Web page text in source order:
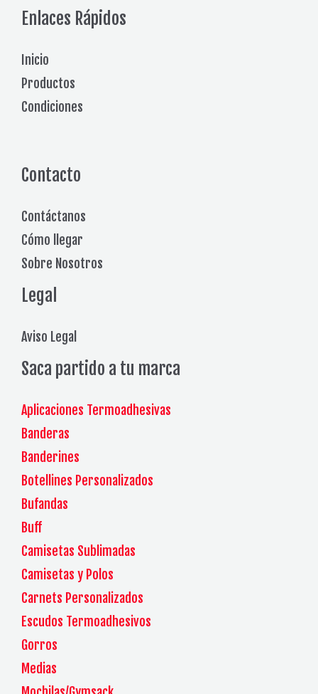
Enlaces Rápidos
Inicio
Productos
Condiciones
Contacto
Contáctanos
Cómo llegar
Sobre Nosotros
Legal
Aviso Legal
Saca partido a tu marca
Aplicaciones Termoadhesivas
Banderas
Banderines
Botellines Personalizados
Bufandas
Buff
Camisetas Sublimadas
Camisetas y Polos
Carnets Personalizados
Escudos Termoadhesivos
Gorros
Medias